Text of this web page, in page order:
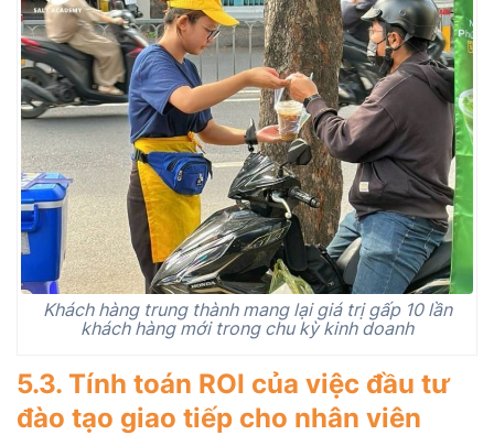
Khách hàng trung thành mang lại giá trị gấp 10 lần
khách hàng mới trong chu kỳ kinh doanh
5.3. Tính toán ROI của việc đầu tư
đào tạo giao tiếp cho nhân viên